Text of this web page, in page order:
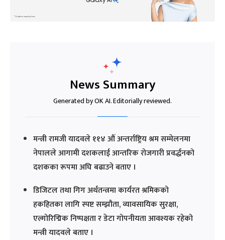
News Summary
Generated by OK AI. Editorially reviewed.
मन्त्री रामजी यादवले ११४ औं अन्तर्राष्ट्रिय श्रम सम्मेलनमा
नेपालले आगामी दशकलाई आन्तरिक रोजगारी प्रवर्द्धनको
दशकका रूपमा अघि बढाउने बताए ।
डिजिटल तथा गिग अर्थतन्त्रमा कार्यरत श्रमिकको
हकहितका लागि स्पष्ट सम्झौता, व्यावसायिक सुरक्षा,
एल्गोरिद्मिक निष्पक्षता र डेटा गोपनीयता आवश्यक रहेको
मन्त्री यादवले बताए ।